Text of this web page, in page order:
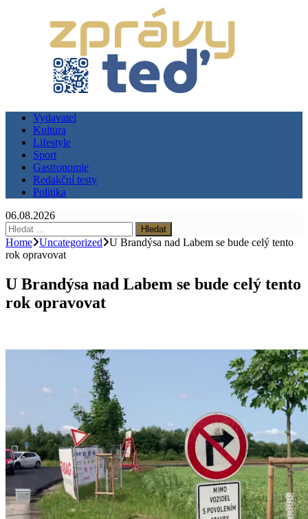
Vydavatel
Kultura
Lifestyle
Sport
Gastronomie
Redakční testy
Politika
06.08.2026
Vyhledávání
Home Uncategorized
U Brandýsa nad Labem se bude celý tento
rok opravovat
U Brandýsa nad Labem se bude celý tento
rok opravovat